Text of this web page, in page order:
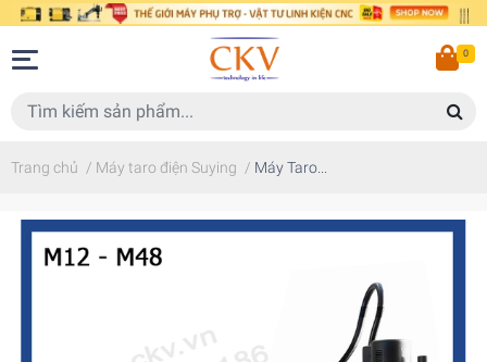
0
Trang chủ / Máy taro điện Suying / Máy Taro...